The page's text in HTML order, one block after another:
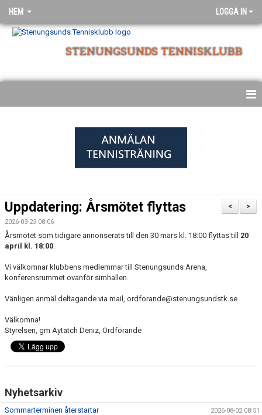
HEM LOGGA IN
STENUNGSUNDS TENNISKLUBB
>
<
Uppdatering: Årsmötet flyttas
2026-03-23 08:06
Årsmötet som tidigare annonserats till den 30 mars kl. 18:00 flyttas till 20
april kl. 18:00.
Vi välkomnar klubbens medlemmar till Stenungsunds Arena,
konferensrummet ovanför simhallen.
Vänligen anmäl deltagande via mail, ordforande@stenungsundstk.se
Välkomna!
Styrelsen, gm Aytatch Deniz, Ordförande
Nyhetsarkiv
Sommarterminen återstartar 2026-08-02 08:51